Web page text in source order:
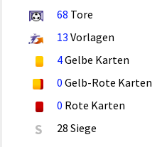
68 Tore
13 Vorlagen
4Gelbe Karten
0 Gelb-Rote Karten
0 Rote Karten
S 28 Siege